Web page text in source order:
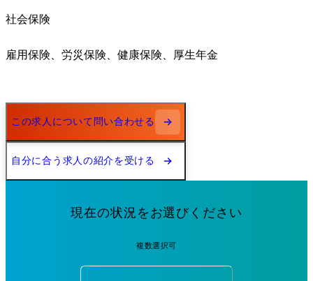
社会保険
雇用保険、労災保険、健康保険、厚生年金
この求人について問い合わせる
自分に合う求人の紹介を受ける
現在の状況をお選びください
複数選択可